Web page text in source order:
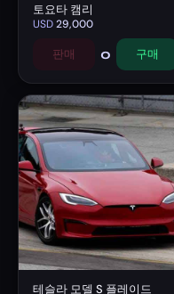
토요타 캠리
USD29,000
판매 0 구매
테슬라 모델 S 플레이드